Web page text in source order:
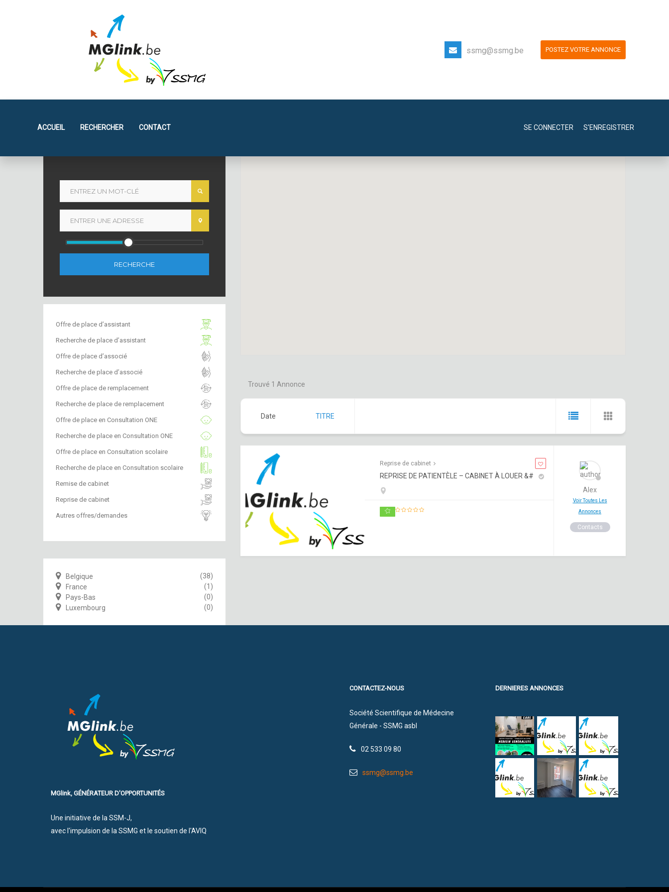
POSTEZ VOTRE ANNONCE
ssmg@ssmg.be
ACCUEIL RECHERCHER CONTACT SE CONNECTER S'ENREGISTRER
RECHERCHE
Offre de place d’assistant
Recherche de place d’assistant
Offre de place d’associé
Recherche de place d’associé
Offre de place de remplacement
Recherche de place de remplacement
Offre de place en Consultation ONE
Recherche de place en Consultation ONE
Offre de place en Consultation scolaire
Recherche de place en Consultation scolaire
Remise de cabinet
Reprise de cabinet
Autres offres/demandes
Belgique
(38)
France
(1)
Pays-Bas
(0)
Luxembourg
(0)
Trouvé 1 Annonce
Date TITRE
Reprise de cabinet
REPRISE DE PATIENTÈLE – CABINET À LOUER &#
Alex
Voir Toutes Les
Annonces
Contacts
MGlink, GÉNÉRATEUR D'OPPORTUNITÉS
Une initiative de la SSM-J,
avec l'impulsion de la SSMG et le soutien de l'AVIQ
CONTACTEZ-NOUS
Société Scientifique de Médecine
Générale - SSMG asbl
02 533 09 80
ssmg@ssmg.be
DERNIERES ANNONCES